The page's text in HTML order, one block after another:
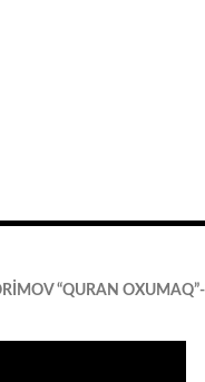
“QURAN OXUMAQ”-